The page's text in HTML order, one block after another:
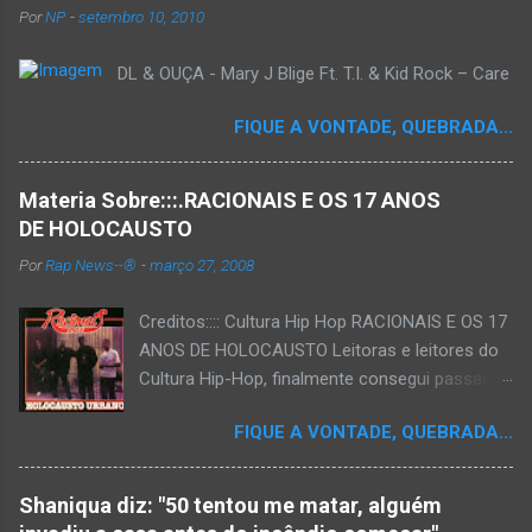
PorNP -setembro 10, 2010
DL & OUÇA - Mary J Blige Ft. T.I. & Kid Rock – Care
FIQUE A VONTADE, QUEBRADA...
Materia Sobre:::.RACIONAIS E OS 17 ANOS
DE HOLOCAUSTO
PorRap News--® -março 27, 2008
Creditos:::: Cultura Hip Hop RACIONAIS E OS 17
ANOS DE HOLOCAUSTO Leitoras e leitores do
Cultura Hip-Hop, finalmente consegui passar
que há muito tempo vinha maturando: uma
espécie de "ensaio-tributo" ao disco mais
importante do rap brasileiro, que completará 17
anos agora em 2008. Falo de "Holocausto
FIQUE A VONTADE, QUEBRADA...
Shaniqua diz: "50 tentou me matar, alguém